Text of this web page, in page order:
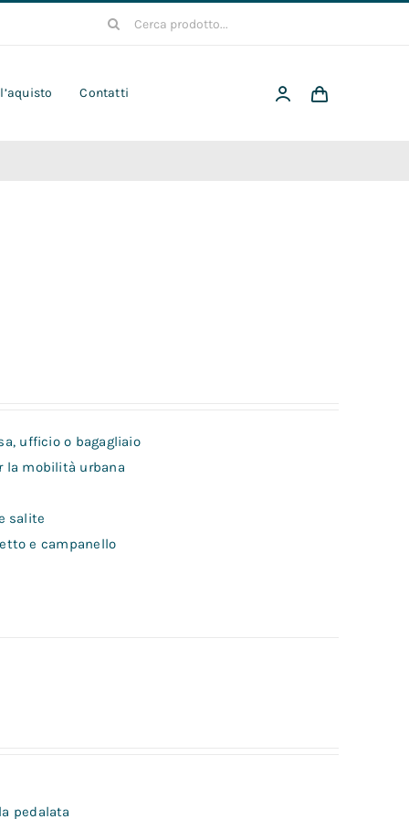
Cerca
Contatti
ufficio o bagagliaio
la mobilità urbana
salite
e campanello
pedalata